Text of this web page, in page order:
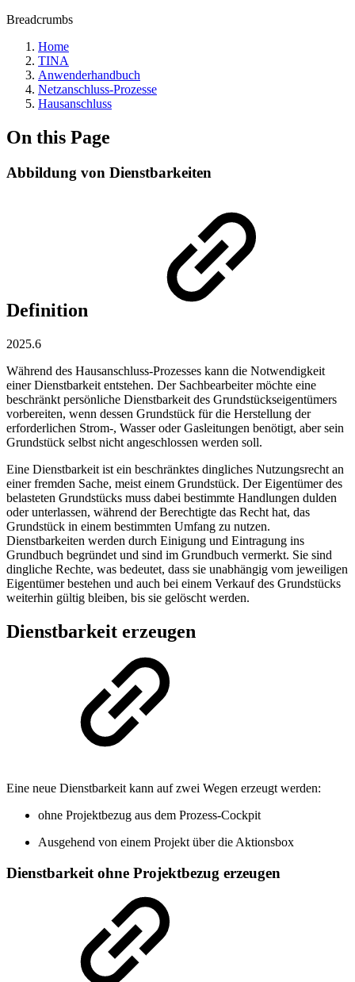
Breadcrumbs
Home
TINA
Anwenderhandbuch
Netzanschluss-Prozesse
Hausanschluss
On this Page
Abbildung von Dienstbarkeiten
Definition
2025.6
Während des Hausanschluss-Prozesses kann die Notwendigkeit
einer Dienstbarkeit entstehen. Der Sachbearbeiter möchte eine
beschränkt persönliche Dienstbarkeit des Grundstückseigentümers
vorbereiten, wenn dessen Grundstück für die Herstellung der
erforderlichen Strom-, Wasser oder Gasleitungen benötigt, aber sein
Grundstück selbst nicht angeschlossen werden soll.
Eine Dienstbarkeit ist ein beschränktes dingliches Nutzungsrecht an
einer fremden Sache, meist einem Grundstück. Der Eigentümer des
belasteten Grundstücks muss dabei bestimmte Handlungen dulden
oder unterlassen, während der Berechtigte das Recht hat, das
Grundstück in einem bestimmten Umfang zu nutzen.
Dienstbarkeiten werden durch Einigung und Eintragung ins
Grundbuch begründet und sind im Grundbuch vermerkt. Sie sind
dingliche Rechte, was bedeutet, dass sie unabhängig vom jeweiligen
Eigentümer bestehen und auch bei einem Verkauf des Grundstücks
weiterhin gültig bleiben, bis sie gelöscht werden.
Dienstbarkeit erzeugen
Eine neue Dienstbarkeit kann auf zwei Wegen erzeugt werden:
ohne Projektbezug aus dem Prozess-Cockpit
Ausgehend von einem Projekt über die Aktionsbox
Dienstbarkeit ohne Projektbezug erzeugen